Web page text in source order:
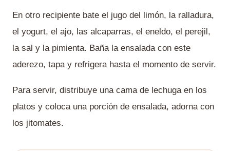
En otro recipiente bate el jugo del limón, la ralladura,
el yogurt, el ajo, las alcaparras, el eneldo, el perejil,
la sal y la pimienta. Baña la ensalada con este
aderezo, tapa y refrigera hasta el momento de servir.
Para servir, distribuye una cama de lechuga en los
platos y coloca una porción de ensalada, adorna con
los jitomates.